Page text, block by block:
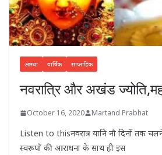
आस्था वार्षिक साप्ताहिक
नवरात्रि और अखंड
October 16, 2020 Martand Prabhat
Listen to thisनवरात्र यानि नौ दिनों तक
स्वरूपों की आराधना के साथ ही इस